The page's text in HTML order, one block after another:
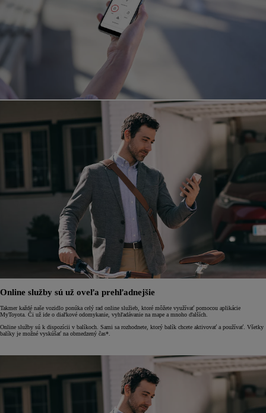
Online služby sú už oveľa prehľadnejšie
Takmer každé naše vozidlo ponúka celý rad online služieb, ktoré môžete využívať pomocou aplikácie
MyToyota. Či už ide o diaľkové odomykanie, vyhľadávanie na mape a mnoho ďalších.
Online služby sú k dispozícii v balíkoch. Sami sa rozhodnete, ktorý balík chcete aktivovať a používať. Všetky
balíky je možné vyskúšať na obmedzený čas*.